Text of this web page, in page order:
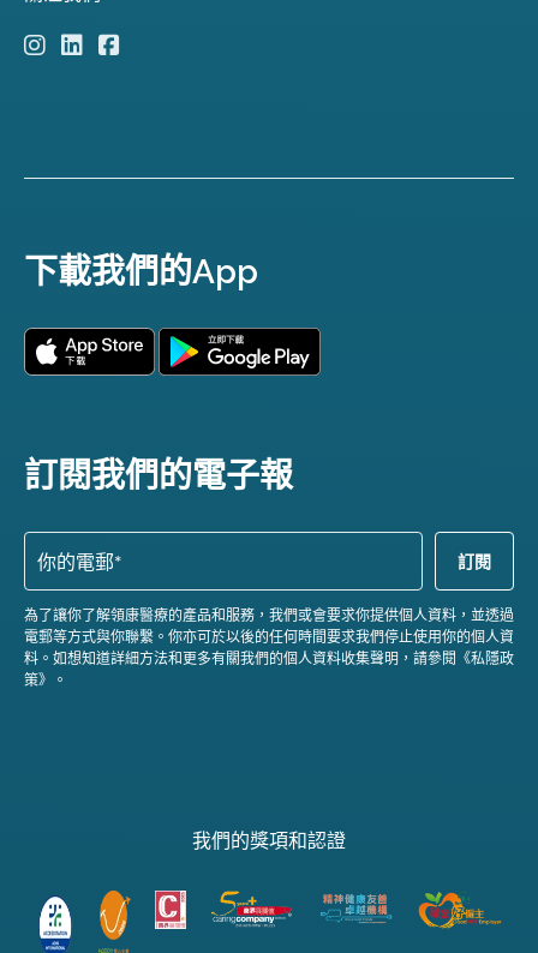
下載我們的App
訂閱我們的電子報
為了讓你了解領康醫療的產品和服務，我們或會要求你提供個人資料，並透過
電郵等方式與你聯繫。你亦可於以後的任何時間要求我們停止使用你的個人資
料。如想知道詳細方法和更多有關我們的個人資料收集聲明，請參閱《私隱政
策》。
我們的獎項和認證